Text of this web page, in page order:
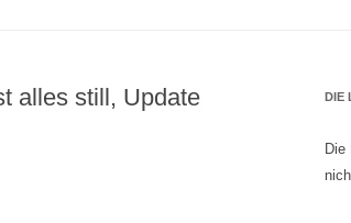
alles still, Update
DIE
Die